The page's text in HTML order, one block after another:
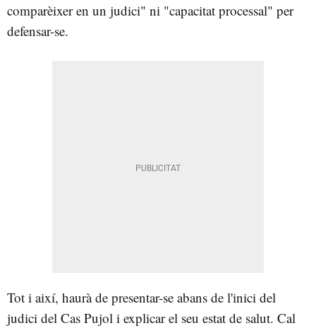
comparèixer en un judici" ni "capacitat processal" per
defensar-se.
Tot i així, haurà de presentar-se abans de l'inici del
judici del Cas Pujol i explicar el seu estat de salut. Cal